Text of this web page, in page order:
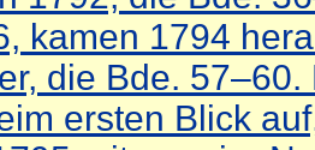
kamen 1794
die Bde.
ersten Blick